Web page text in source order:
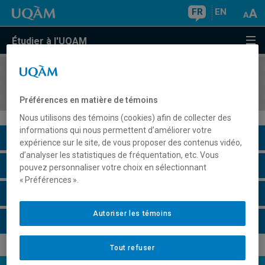
FR EN
Étudier à l'UQAM
COURS//
Description du cours
Horaire - Été 2026
Préférences en matière de témoins
Nous utilisons des témoins (cookies) afin de collecter des
informations qui nous permettent d’améliorer votre
expérience sur le site, de vous proposer des contenus vidéo,
d’analyser les statistiques de fréquentation, etc. Vous
pouvez personnaliser votre choix en sélectionnant
« Préférences ».
Tout refuser
Autoriser les témoins